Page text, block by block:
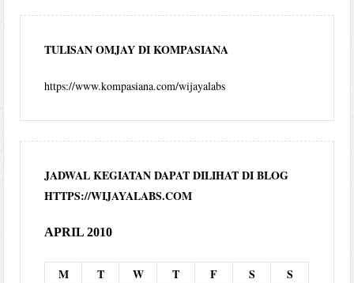
TULISAN OMJAY DI KOMPASIANA
https://www.kompasiana.com/wijayalabs
JADWAL KEGIATAN DAPAT DILIHAT DI BLOG
HTTPS://WIJAYALABS.COM
APRIL 2010
M T W T F S S